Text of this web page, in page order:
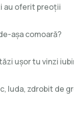
au oferit preoții
așa comoară?
ușor tu vinzi
Iuda, zdrobit de